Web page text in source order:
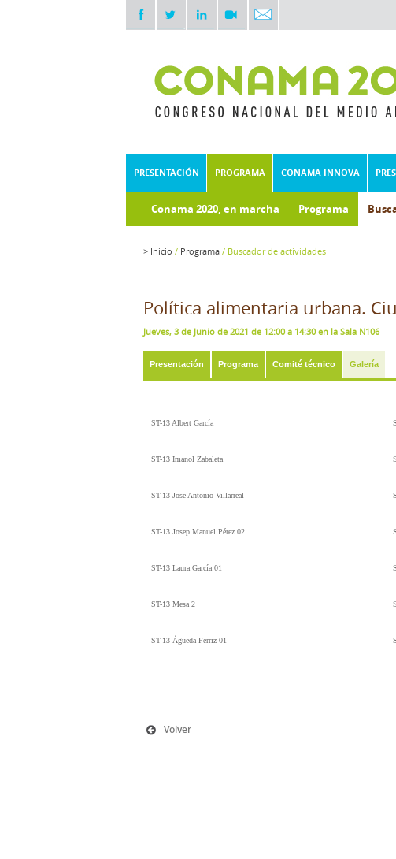
PRESENTACIÓN PROGRAMA CONAMA INNOVA
Conama 2020, en marcha Programa
> Inicio / Programa / Buscador de actividades
Política alimentaria urbana.
Jueves, 3 de Junio de 2021 de 12:00 a 14:30 en la Sala N106
Presentación Programa Comité técnico Galería
ST-13 Albert García
ST-13 Imanol Zabaleta
ST-13 Jose Antonio Villarreal
ST-13 Josep Manuel Pérez 02
ST-13 Laura García 01
ST-13 Mesa 2
ST-13 Águeda Ferriz 01
Volver